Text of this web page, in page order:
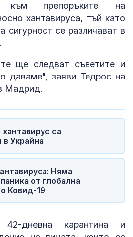
към препоръките на
хантавируса, тъй като
сигурност се различават в
ще следват съветите и
даваме", заяви Тедрос на
Мадрид.
са
в Украйна
Няма
от глобална
Ковид-19
дневна карантина и